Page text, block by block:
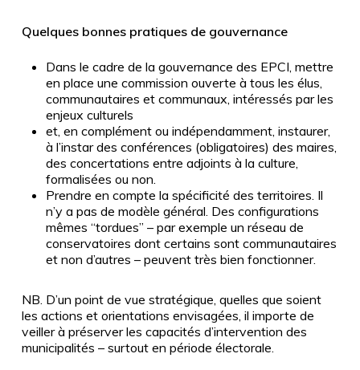
Quelques bonnes pratiques de gouvernance
Dans le cadre de la gouvernance des EPCI, mettre
en place une commission ouverte à tous les élus,
communautaires et communaux, intéressés par les
enjeux culturels
et, en complément ou indépendamment, instaurer,
à l’instar des conférences (obligatoires) des maires,
des concertations entre adjoints à la culture,
formalisées ou non.
Prendre en compte la spécificité des territoires. Il
n’y a pas de modèle général. Des configurations
mêmes “tordues” – par exemple un réseau de
conservatoires dont certains sont communautaires
et non d’autres – peuvent très bien fonctionner.
NB. D’un point de vue stratégique, quelles que soient
les actions et orientations envisagées, il importe de
veiller à préserver les capacités d’intervention des
municipalités – surtout en période électorale.